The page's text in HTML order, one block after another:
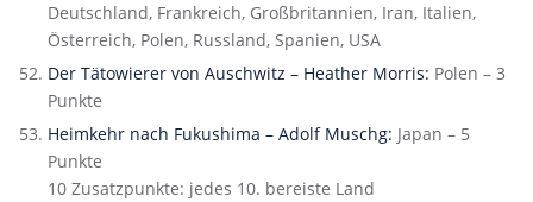
Deutschland, Frankreich, Großbritannien, Iran, Italien,
Österreich, Polen, Russland, Spanien, USA
Der Tätowierer von Auschwitz – Heather Morris: Polen – 3
Punkte
Heimkehr nach Fukushima – Adolf Muschg: Japan – 5
Punkte
10 Zusatzpunkte: jedes 10. bereiste Land